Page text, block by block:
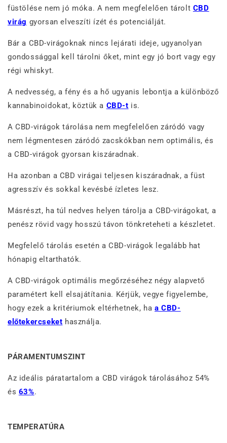
füstölése nem jó móka. A nem megfelelően tárolt CBD
virág gyorsan elveszíti ízét és potenciálját.
Bár a CBD-virágoknak nincs lejárati ideje, ugyanolyan
gondossággal kell tárolni őket, mint egy jó bort vagy egy
régi whiskyt.
A nedvesség, a fény és a hő ugyanis lebontja a különböző
kannabinoidokat, köztük a CBD-t is.
A CBD-virágok tárolása nem megfelelően záródó vagy
nem légmentesen záródó zacskókban nem optimális, és
a CBD-virágok gyorsan kiszáradnak.
Ha azonban a CBD virágai teljesen kiszáradnak, a füst
agresszív és sokkal kevésbé ízletes lesz.
Másrészt, ha túl nedves helyen tárolja a CBD-virágokat, a
penész rövid vagy hosszú távon tönkreteheti a készletet.
Megfelelő tárolás esetén a CBD-virágok legalább hat
hónapig eltarthatók.
A CBD-virágok optimális megőrzéséhez négy alapvető
paramétert kell elsajátítania. Kérjük, vegye figyelembe,
hogy ezek a kritériumok eltérhetnek, haa CBD-
előtekercseket használja.
PÁRAMENTUMSZINT
Az ideális páratartalom a CBD virágok tárolásához 54%
és 63%.
TEMPERATÚRA